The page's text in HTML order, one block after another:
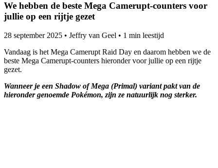
We hebben de beste Mega Camerupt-counters voor
jullie op een rijtje gezet
28 september 2025 • Jeffry van Geel • 1 min leestijd
Vandaag is het Mega Camerupt Raid Day en daarom hebben we de
beste Mega Camerupt-counters hieronder voor jullie op een rijtje
gezet.
Wanneer je een Shadow of Mega (Primal) variant pakt van de
hieronder genoemde Pokémon, zijn ze natuurlijk nog sterker.